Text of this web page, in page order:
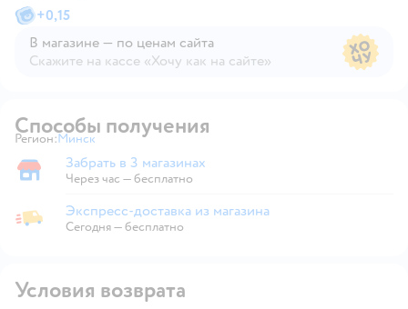
+0,15
В магазине — по ценам сайта
Скажите на кассе «Хочу как на сайте»
Способы получения
Регион: Выбор адреса доставки.
Минск
Забрать в магазине
Забрать в 3 магазинах
Через час — бесплатно
Экспресс-доставка из магазина
Экспресс-доставка из магазина
Сегодня—бесплатно
Условия возврата